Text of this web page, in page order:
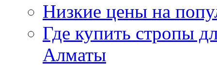
Низкие цены на
Где купить стропы
Алматы